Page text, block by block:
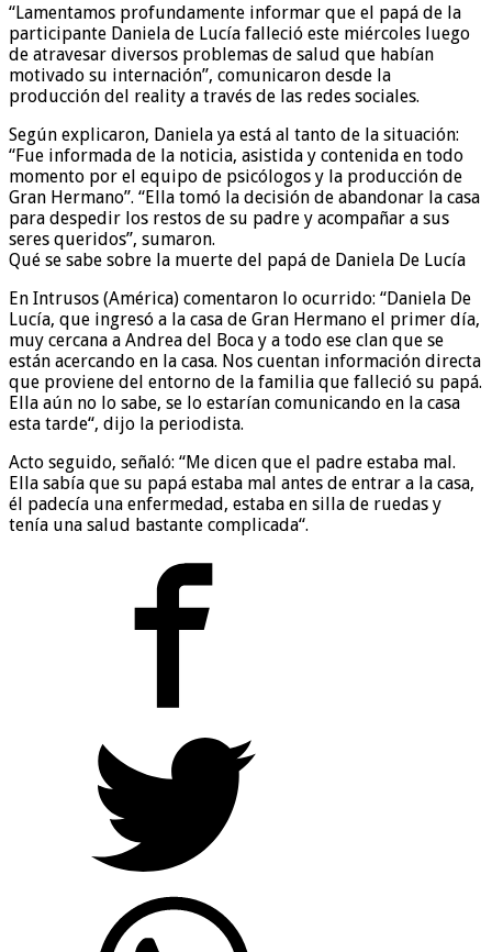
“Lamentamos profundamente informar que el papá de la
participante Daniela de Lucía falleció este miércoles luego
de atravesar diversos problemas de salud que habían
motivado su internación”, comunicaron desde la
producción del reality a través de las redes sociales.
Según explicaron, Daniela ya está al tanto de la situación:
“Fue informada de la noticia, asistida y contenida en todo
momento por el equipo de psicólogos y la producción de
Gran Hermano”. “Ella tomó la decisión de abandonar la casa
para despedir los restos de su padre y acompañar a sus
seres queridos”, sumaron.
Qué se sabe sobre la muerte del papá de Daniela De Lucía
En Intrusos (América) comentaron lo ocurrido: “Daniela De
Lucía, que ingresó a la casa de Gran Hermano el primer día,
muy cercana a Andrea del Boca y a todo ese clan que se
están acercando en la casa. Nos cuentan información directa
que proviene del entorno de la familia que falleció su papá.
Ella aún no lo sabe, se lo estarían comunicando en la casa
esta tarde“, dijo la periodista.
Acto seguido, señaló: “Me dicen que el padre estaba mal.
Ella sabía que su papá estaba mal antes de entrar a la casa,
él padecía una enfermedad, estaba en silla de ruedas y
tenía una salud bastante complicada“.